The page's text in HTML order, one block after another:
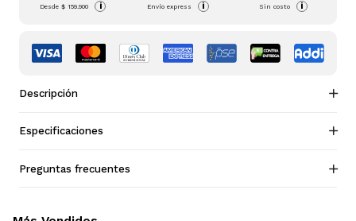
Desde$ 159.900 i Envío express i Sin costo i
Descripción
Especificaciones
Preguntas frecuentes